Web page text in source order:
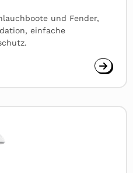
und Fender,
einfache